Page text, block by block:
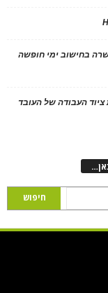
בחישוב ימי חופשה
העבודה של העובד